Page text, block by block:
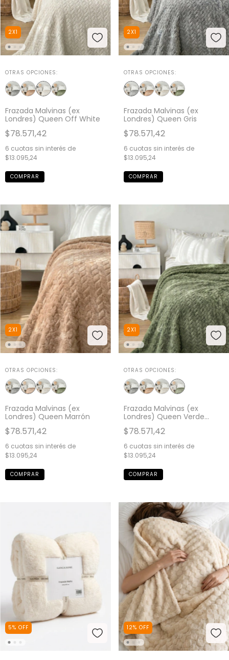
2X1
OTRAS OPCIONES:
Frazada Malvinas (ex
Londres) Queen Off White
$78.571,42
6 cuotas sin interés de
$13.095,24
2X1
OTRAS OPCIONES:
Frazada Malvinas (ex
Londres) Queen Gris
$78.571,42
6 cuotas sin interés de
$13.095,24
2X1
OTRAS OPCIONES:
Frazada Malvinas (ex
Londres) Queen Marrón
$78.571,42
6 cuotas sin interés de
$13.095,24
2X1
OTRAS OPCIONES:
Frazada Malvinas (ex
Londres) Queen Verde
$78.571,42
6 cuotas sin interés de
$13.095,24
5% OFF 12% OFF